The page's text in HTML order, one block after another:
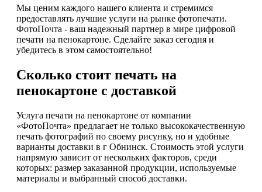
Мы ценим каждого нашего клиента и стремимся
предоставлять лучшие услуги на рынке фотопечати.
ФотоПочта - ваш надежный партнер в мире цифровой
печати на пенокартоне. Сделайте заказ сегодня и
убедитесь в этом самостоятельно!
Сколько стоит печать на
пенокартоне с доставкой
Услуга печати на пенокартоне от компании
«ФотоПочта» предлагает не только высококачественную
печать фотографий по своему рисунку, но и удобные
варианты доставки в г Обнинск. Стоимость этой услуги
напрямую зависит от нескольких факторов, среди
которых: размер заказанной продукции, используемые
материалы и выбранный способ доставки.